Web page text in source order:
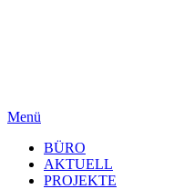
Menü
BÜRO
AKTUELL
PROJEKTE